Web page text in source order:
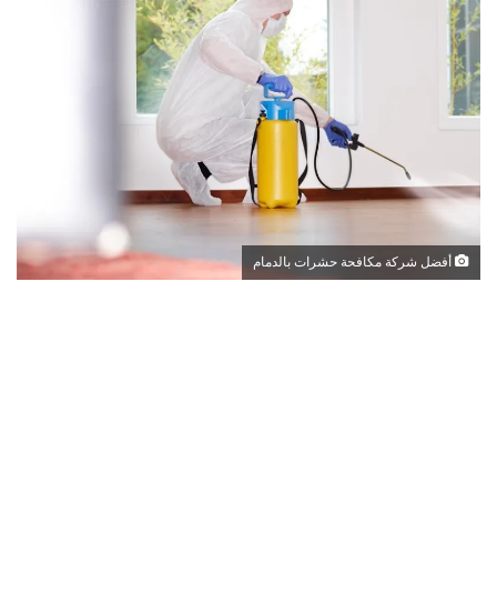
أفضل شركة مكافحة حشرات بالدمام